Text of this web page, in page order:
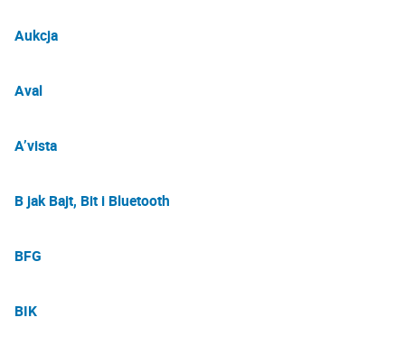
Aukcja
Aval
A’vista
B jak Bajt, Bit i Bluetooth
BFG
BIK